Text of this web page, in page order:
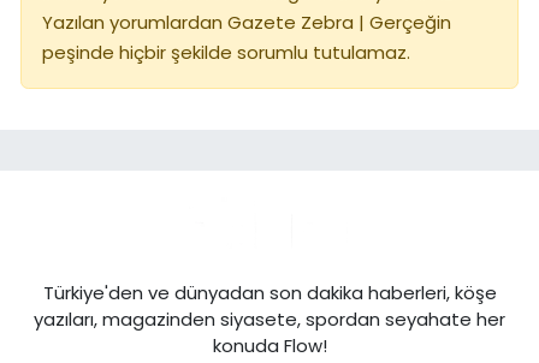
Yazılan yorumlardan Gazete Zebra | Gerçeğin
peşinde hiçbir şekilde sorumlu tutulamaz.
Türkiye'den ve dünyadan son dakika haberleri, köşe
yazıları, magazinden siyasete, spordan seyahate her
konuda Flow!